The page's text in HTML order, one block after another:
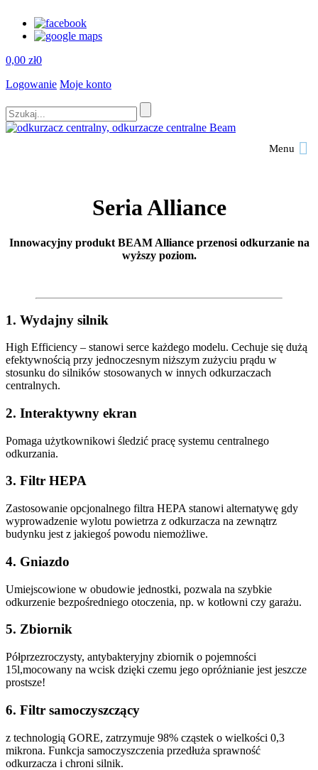
0,00 zł0
Logowanie Moje konto
Menu
Seria Alliance
Innowacyjny produkt BEAM Alliance przenosi odkurzanie na
wyższy poziom.
1. Wydajny silnik
High Efficiency – stanowi serce każdego modelu. Cechuje się dużą
efektywnością przy jednoczesnym niższym zużyciu prądu w
stosunku do silników stosowanych w innych odkurzaczach
centralnych.
2. Interaktywny ekran
Pomaga użytkownikowi śledzić pracę systemu centralnego
odkurzania.
3. Filtr HEPA
Zastosowanie opcjonalnego filtra HEPA stanowi alternatywę gdy
wyprowadzenie wylotu powietrza z odkurzacza na zewnątrz
budynku jest z jakiegoś powodu niemożliwe.
4. Gniazdo
Umiejscowione w obudowie jednostki, pozwala na szybkie
odkurzenie bezpośredniego otoczenia, np. w kotłowni czy garażu.
5. Zbiornik
Półprzezroczysty, antybakteryjny zbiornik o pojemności
15l,mocowany na wcisk dzięki czemu jego opróżnianie jest jeszcze
prostsze!
6. Filtr samoczyszczący
z technologią GORE, zatrzymuje 98% cząstek o wielkości 0,3
mikrona. Funkcja samoczyszczenia przedłuża sprawność
odkurzacza i chroni silnik.